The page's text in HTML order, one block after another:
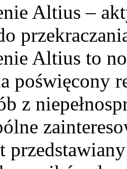
Altius –
Altius to
poświęcony
z